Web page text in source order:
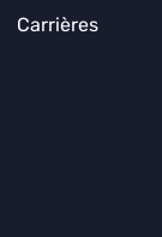
Carrières